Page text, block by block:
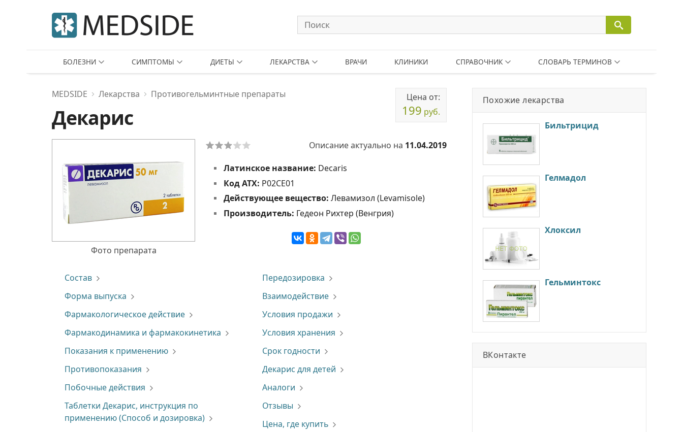
БОЛЕЗНИ СИМПТОМЫ ДИЕТЫ ЛЕКАРСТВА ВРАЧИ КЛИНИКИ СПРАВОЧНИК СЛОВАРЬ ТЕРМИНОВ
MEDSIDE Лекарства Противогельминтные препараты
Декарис
Цена от:
199 руб.
Фото препарата
Описание актуально на 11.04.2019
Латинское название: Decaris
Код АТХ: P02CE01
Действующее вещество: Левамизол (Levamisole)
Производитель: Гедеон Рихтер (Венгрия)
Состав
Форма выпуска
Фармакологическое действие
Фармакодинамика и фармакокинетика
Показания к применению
Противопоказания
Побочные действия
Таблетки Декарис, инструкция по
применению (Способ и дозировка)
Передозировка
Взаимодействие
Условия продажи
Условия хранения
Срок годности
Декарис для детей
Аналоги
Отзывы
Цена, где купить
Похожие лекарства
Бильтрицид
Гелмадол
Хлоксил
Гельминтокс
ВКонтакте